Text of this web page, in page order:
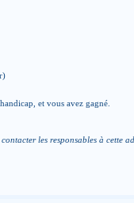
et vous avez gagné.
les responsables à cette